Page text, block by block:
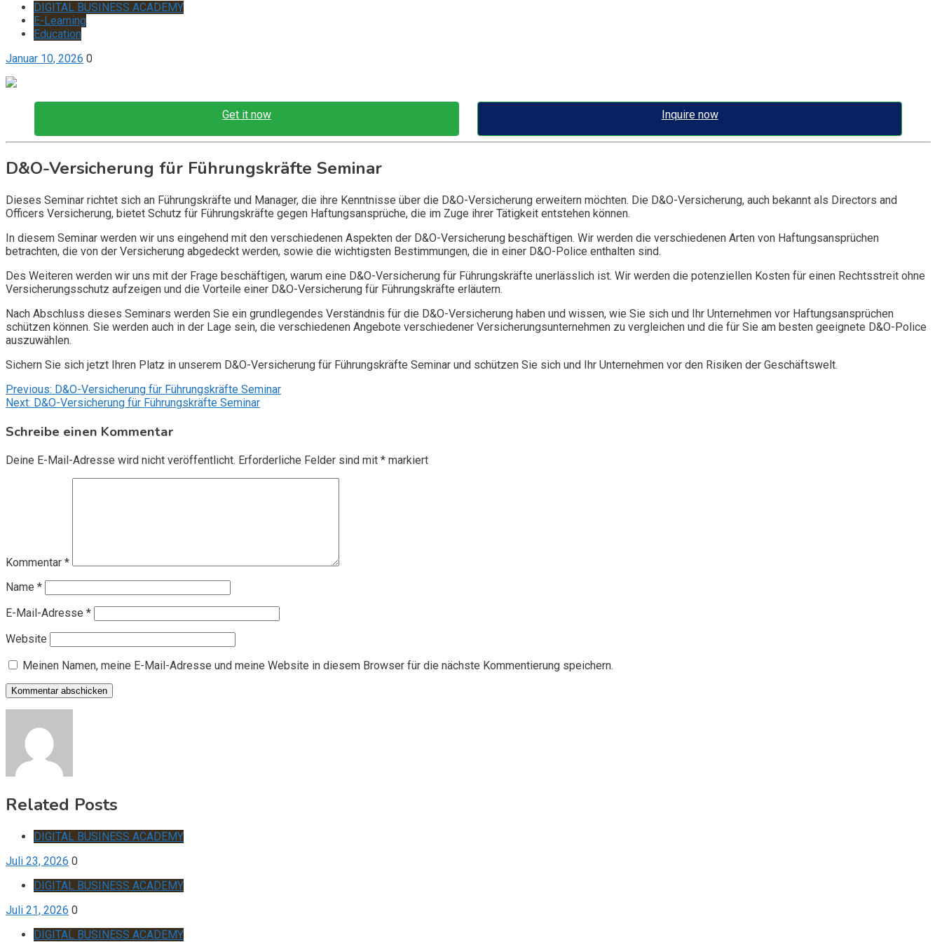
DIGITAL BUSINESS ACADEMY
E-Learning
Education
Januar 10, 2026 0
Get it now Inquire now
D&O-Versicherung für Führungskräfte Seminar
Dieses Seminar richtet sich an Führungskräfte und Manager, die ihre Kenntnisse über die D&O-Versicherung erweitern möchten. Die D&O-Versicherung, auch bekannt als Directors and
Officers Versicherung, bietet Schutz für Führungskräfte gegen Haftungsansprüche, die im Zuge ihrer Tätigkeit entstehen können.
In diesem Seminar werden wir uns eingehend mit den verschiedenen Aspekten der D&O-Versicherung beschäftigen. Wir werden die verschiedenen Arten von Haftungsansprüchen
betrachten, die von der Versicherung abgedeckt werden, sowie die wichtigsten Bestimmungen, die in einer D&O-Police enthalten sind.
Des Weiteren werden wir uns mit der Frage beschäftigen, warum eine D&O-Versicherung für Führungskräfte unerlässlich ist. Wir werden die potenziellen Kosten für einen Rechtsstreit ohne
Versicherungsschutz aufzeigen und die Vorteile einer D&O-Versicherung für Führungskräfte erläutern.
Nach Abschluss dieses Seminars werden Sie ein grundlegendes Verständnis für die D&O-Versicherung haben und wissen, wie Sie sich und Ihr Unternehmen vor Haftungsansprüchen
schützen können. Sie werden auch in der Lage sein, die verschiedenen Angebote verschiedener Versicherungsunternehmen zu vergleichen und die für Sie am besten geeignete D&O-Police
auszuwählen.
Sichern Sie sich jetzt Ihren Platz in unserem D&O-Versicherung für Führungskräfte Seminar und schützen Sie sich und Ihr Unternehmen vor den Risiken der Geschäftswelt.
Beitragsnavigation
Previous: D&O-Versicherung für Führungskräfte Seminar
Next: D&O-Versicherung für Führungskräfte Seminar
Schreibe einen Kommentar
Deine E-Mail-Adresse wird nicht veröffentlicht. Erforderliche Felder sind mit * markiert
Kommentar *
Name *
E-Mail-Adresse *
Website
Meinen Namen, meine E-Mail-Adresse und meine Website in diesem Browser für die nächste Kommentierung speichern.
Related Posts
DIGITAL BUSINESS ACADEMY
Juli 23, 2026 0
DIGITAL BUSINESS ACADEMY
Juli 21, 2026 0
DIGITAL BUSINESS ACADEMY